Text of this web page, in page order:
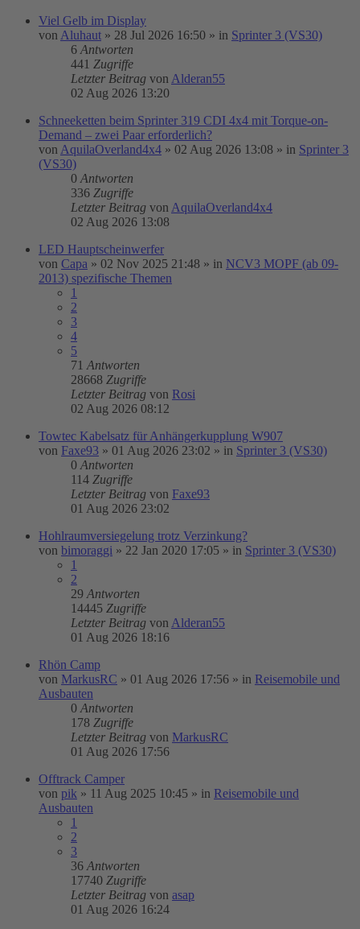
Viel Gelb im Display
von Aluhaut » 28 Jul 2026 16:50 » in Sprinter 3 (VS30)
6 Antworten
441 Zugriffe
Letzter Beitrag von Alderan55
02 Aug 2026 13:20
Schneeketten beim Sprinter 319 CDI 4x4 mit Torque-on-
Demand – zwei Paar erforderlich?
von AquilaOverland4x4 » 02 Aug 2026 13:08 » in Sprinter 3
(VS30)
0 Antworten
336 Zugriffe
Letzter Beitrag von AquilaOverland4x4
02 Aug 2026 13:08
LED Hauptscheinwerfer
von Capa » 02 Nov 2025 21:48 » in NCV3 MOPF (ab 09-
2013) spezifische Themen
1
2
3
4
5
71 Antworten
28668 Zugriffe
Letzter Beitrag von Rosi
02 Aug 2026 08:12
Towtec Kabelsatz für Anhängerkupplung W907
von Faxe93 » 01 Aug 2026 23:02 » in Sprinter 3 (VS30)
0 Antworten
114 Zugriffe
Letzter Beitrag von Faxe93
01 Aug 2026 23:02
Hohlraumversiegelung trotz Verzinkung?
von bimoraggi » 22 Jan 2020 17:05 » in Sprinter 3 (VS30)
1
2
29 Antworten
14445 Zugriffe
Letzter Beitrag von Alderan55
01 Aug 2026 18:16
Rhön Camp
von MarkusRC » 01 Aug 2026 17:56 » in Reisemobile und
Ausbauten
0 Antworten
178 Zugriffe
Letzter Beitrag von MarkusRC
01 Aug 2026 17:56
Offtrack Camper
von pik » 11 Aug 2025 10:45 » in Reisemobile und
Ausbauten
1
2
3
36 Antworten
17740 Zugriffe
Letzter Beitrag von asap
01 Aug 2026 16:24